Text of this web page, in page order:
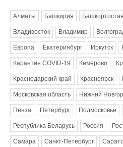
Алматы Башкирия Башкортостан
Владивосток Владимир
Европа Екатеринбург Иркутск
Карантин COVID-19 Кемерово
Краснодарский край Красноярск
Московская область Нижний
Пенза Петербург Подмосковье
Республика Беларусь Россия
Самара Санкт-Петербург